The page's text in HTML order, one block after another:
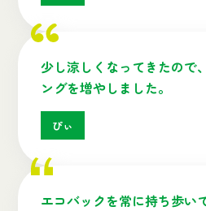
少し涼しくなってきたので
ングを増やしました。
ぴぃ
エコバックを常に持ち歩い